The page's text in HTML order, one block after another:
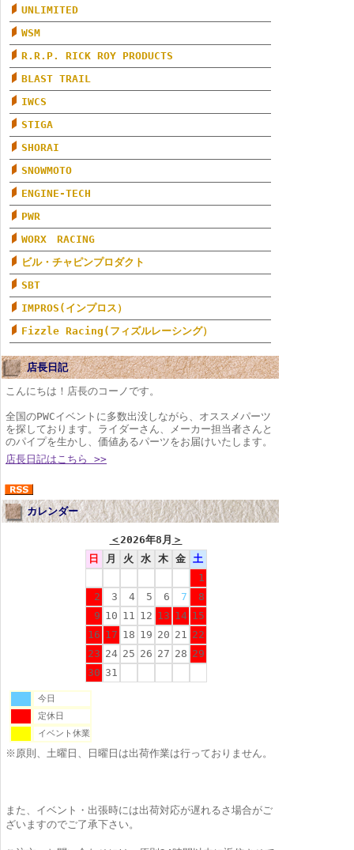
UNLIMITED
WSM
R.R.P. RICK ROY PRODUCTS
BLAST TRAIL
IWCS
STIGA
SHORAI
SNOWMOTO
ENGINE-TECH
PWR
WORX RACING
ビル・チャピンプロダクト
SBT
IMPROS(インプロス）
Fizzle Racing(フィズルレーシング）
店長日記
こんにちは！店長のコーノです。
全国のPWCイベントに多数出没しながら、オススメパーツ
を探しております。ライダーさん、メーカー担当者さんと
のパイプを生かし、価値あるパーツをお届けいたします。
店長日記はこちら >>
カレンダー
＜2026年8月 ＞
日
月 火 水 木 金 土
1
2
3 4 5 6 7
8
9 10 11 12 13 14 15
16 17 18 19 20 21 22
23 24 25 26 27 28 29
30 31
今日
定休日
イベント休業
※原則、土曜日、日曜日は出荷作業は行っておりません。
また、イベント・出張時には出荷対応が遅れるさ場合がご
ざいますのでご了承下さい。